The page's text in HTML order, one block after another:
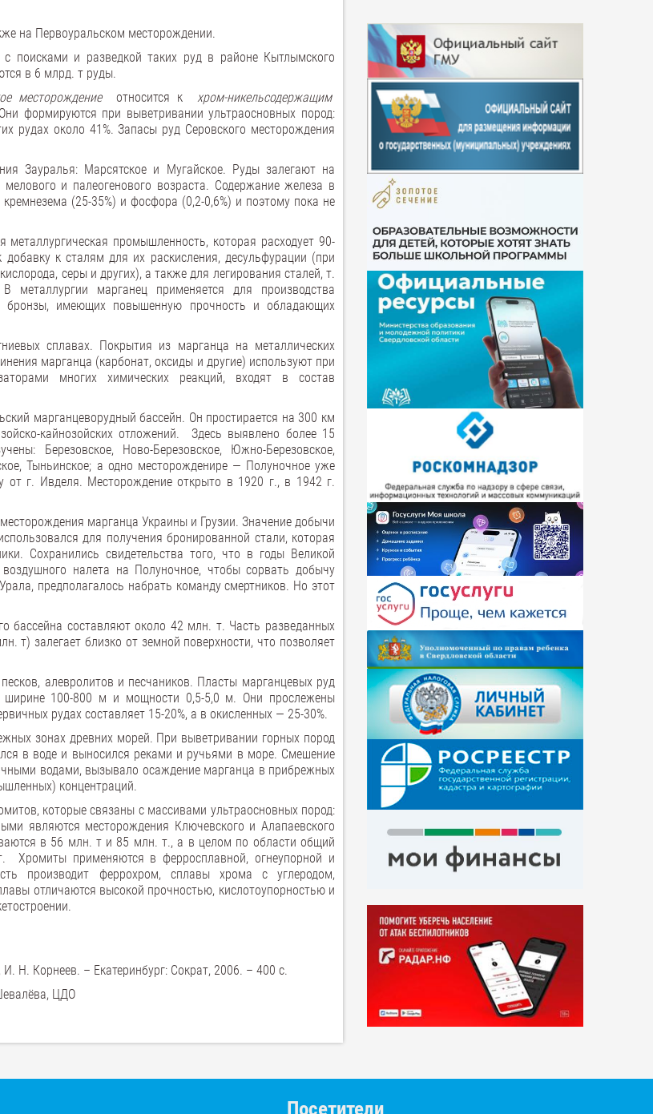
на Первоуральском месторождении.
поисками и разведкой таких руд в районе Кытлымского
в 6 млрд. т руды.
месторождениеотносится к хром-никельсодержащим
формируются при выветривании ультраосновных пород:
рудах около 41%. Запасы руд Серовского месторождения
Зауралья: Марсятское и Мугайское. Руды залегают на
и палеогенового возраста. Содержание железа в
(25-35%) и фосфора (0,2-0,6%) и поэтому пока не
металлургическая промышленность, которая расходует 90-
к сталям для их раскисления, десульфурации (при
серы и других), а также для легирования сталей, т.
марганец применяется для производства
бронзы, имеющих повышенную прочность и обладающих
сплавах. Покрытия из марганца на металлических
марганца (карбонат, оксиды и другие) используют при
многих химических реакций, входят в состав
марганцеворудный бассейн. Он простирается на 300 км
кайнозойских отложений. Здесь выявлено более 15
Березовское, Ново-Березовское, Южно-Березовское,
Тыньинское; а одно месторожденире — Полуночное уже
г. Ивделя. Месторождение открыто в 1920 г., в 1942 г.
марганца Украины и Грузии. Значение добычи
для получения бронированной стали, которая
Сохранились свидетельства того, что в годы Великой
налета на Полуночное, чтобы сорвать добычу
предполагалось набрать команду смертников. Но этот
бассейна составляют около 42 млн. т. Часть разведанных
т) залегает близко от земной поверхности, что позволяет
алевролитов и песчаников. Пласты марганцевых руд
100-800 м и мощности 0,5-5,0 м. Они прослежены
рудах составляет 15-20%, а в окисленных — 25-30%.
зонах древних морей. При выветривании горных пород
в воде и выносился реками и ручьями в море. Смешение
водами, вызывало осаждение марганца в прибрежных
концентраций.
которые связаны с массивами ультраосновных пород:
являются месторождения Ключевского и Алапаевского
в 56 млн. т и 85 млн. т., а в целом по области общий
Хромиты применяются в ферросплавной, огнеупорной и
производит феррохром, сплавы хрома с углеродом,
отличаются высокой прочностью, кислотоупорностью и
Н. Корнеев. – Екатеринбург: Сократ, 2006. – 400 с.
ЦДО
Посетители